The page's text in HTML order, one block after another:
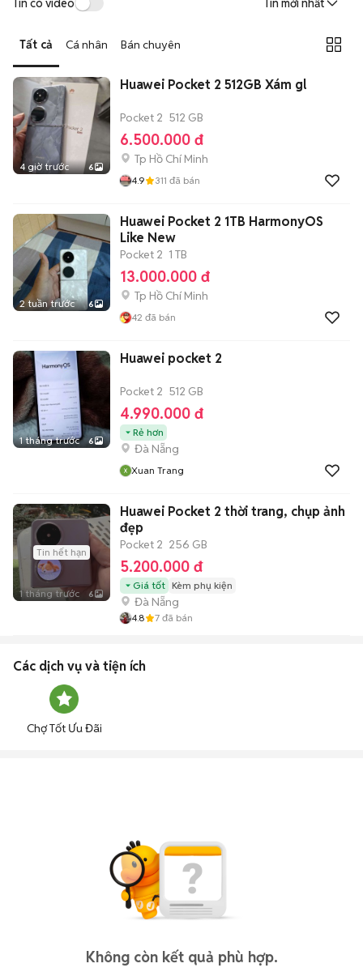
Tin mới nhất
Tất cả Cá nhân Bán chuyên
4 giờ trước 6
Huawei Pocket 2 512GB Xám gl
Pocket 2 512 GB
6.500.000 đ
Tp Hồ Chí Minh
4.9 311 đã bán
2 tuần trước 6
Huawei Pocket 2 1TB HarmonyOS
Like New
Pocket 2 1 TB
13.000.000 đ
Tp Hồ Chí Minh
42 đã bán
1 tháng trước 6
Huawei pocket 2
Pocket 2 512 GB
4.990.000 đ
Rẻ hơn
Đà Nẵng
Xuan Trang
Tin hết hạn
1 tháng trước 6
Huawei Pocket 2 thời trang, chụp ảnh
đẹp
Pocket 2 256 GB
5.200.000 đ
Giá tốt Kèm phụ kiện
Đà Nẵng
4.8 7 đã bán
Các dịch vụ và tiện ích
Chợ Tốt Ưu Đãi
Không còn kết quả phù hợp.